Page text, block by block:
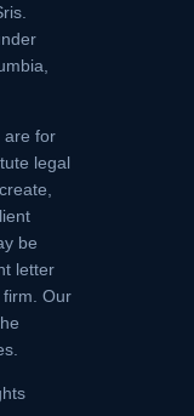
are for
legal
be
letter
Our